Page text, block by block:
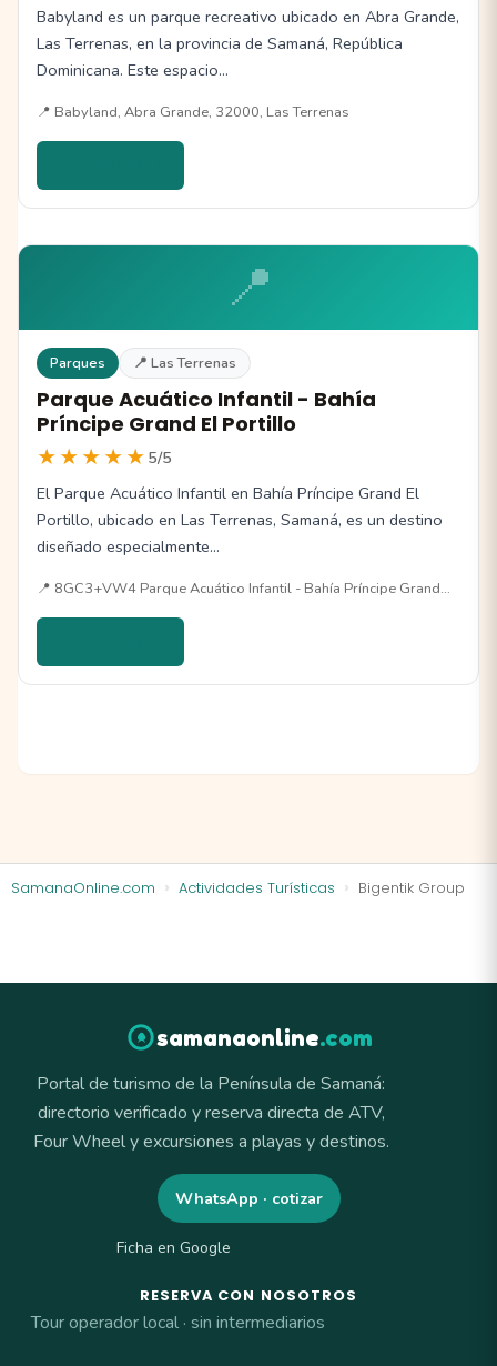
Babyland es un parque recreativo ubicado en Abra Grande,
Las Terrenas, en la provincia de Samaná, República
Dominicana. Este espacio…
📍 Babyland, Abra Grande, 32000, Las Terrenas
📍
Parques 📍 Las Terrenas
Parque Acuático Infantil - Bahía
Príncipe Grand El Portillo
★★★★★ 5/5
El Parque Acuático Infantil en Bahía Príncipe Grand El
Portillo, ubicado en Las Terrenas, Samaná, es un destino
diseñado especialmente…
📍 8GC3+VW4 Parque Acuático Infantil - Bahía Príncipe Grand…
SamanaOnline.com Actividades Turísticas Bigentik Group
samanaonline.com
Portal de turismo de la Península de Samaná:
directorio verificado y reserva directa de ATV,
Four Wheel y excursiones a playas y destinos.
WhatsApp · cotizar
Ficha en Google
RESERVA CON NOSOTROS
Tour operador local · sin intermediarios